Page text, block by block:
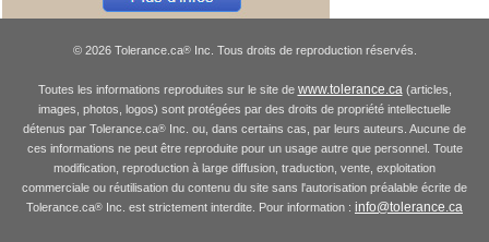
© 2026 Tolerance.ca®Inc. Tous droits de reproduction réservés.
Toutes les informations reproduites sur le site de www.tolerance.ca(articles,
images, photos, logos) sont protégées par des droits de propriété intellectuelle
détenus par Tolerance.ca® Inc. ou, dans certains cas, par leurs auteurs. Aucune de
ces informations ne peut être reproduite pour un usage autre que personnel. Toute
modification, reproduction à large diffusion, traduction, vente, exploitation
commerciale ou réutilisation du contenu du site sans l'autorisation préalable écrite de
Tolerance.ca® Inc. est strictement interdite. Pour information : info@tolerance.ca